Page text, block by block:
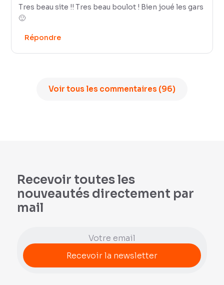
Tres beau site !! Tres beau boulot ! Bien joué les gars
🙂
Répondre
Voir tous les commentaires (96)
Recevoir toutes les
nouveautés directement par
mail